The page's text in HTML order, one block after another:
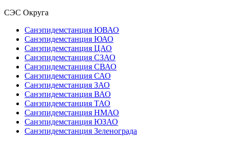
СЭС Округа
Санэпидемстанция ЮВАО
Санэпидемстанция ЮАО
Санэпидемстанция ЦАО
Санэпидемстанция СЗАО
Санэпидемстанция СВАО
Санэпидемстанция САО
Санэпидемстанция ЗАО
Санэпидемстанция ВАО
Санэпидемстанция ТАО
Санэпидемстанция НМАО
Санэпидемстанция ЮЗАО
Санэпидемстанция Зеленограда